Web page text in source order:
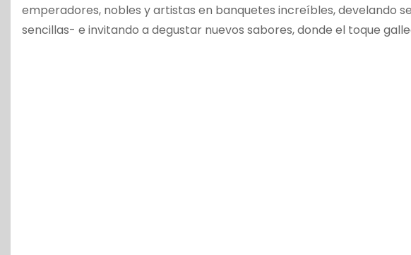
emperadores, nobles y artistas en banquetes increíbles, develando
sencillas- e invitando a degustar nuevos sabores, donde el toque